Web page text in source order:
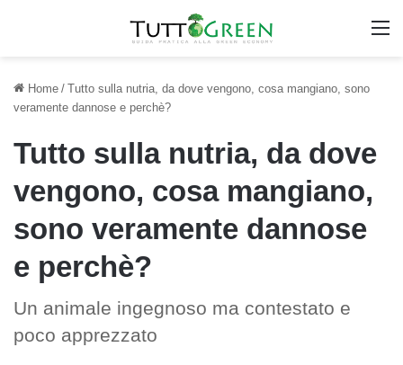
Home / Tutto sulla nutria, da dove vengono, cosa mangiano, sono
veramente dannose e perchè?
Tutto sulla nutria, da dove
vengono, cosa mangiano,
sono veramente dannose
e perchè?
Un animale ingegnoso ma contestato e
poco apprezzato